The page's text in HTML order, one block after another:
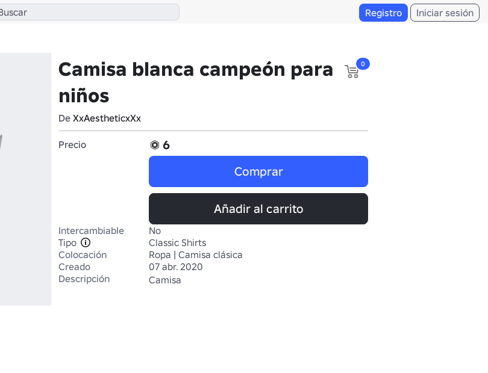
Registro Iniciar sesión
Camisa blanca campeón para
niños
De XxAestheticxXx
0
Precio
6
Comprar
Añadir al carrito
Intercambiable
No
Tipo
Classic Shirts
Colocación
Ropa | Camisa clásica
Creado
07 abr. 2020
Descripción
Camisa